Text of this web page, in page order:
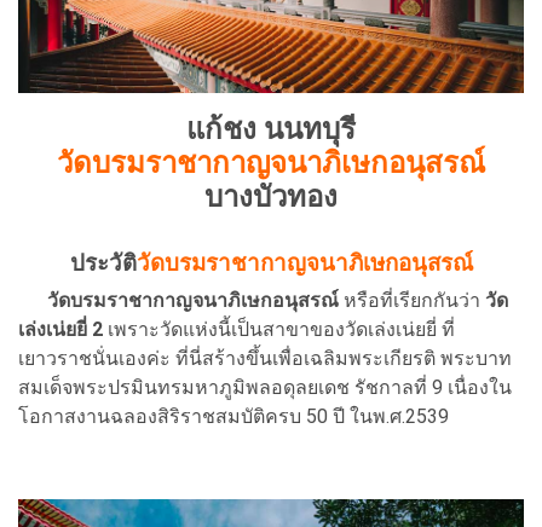
แก้ชง นนทบุรี
วัดบรมราชากาญจนาภิเษกอนุสรณ์
บางบัวทอง
ประวัติวัดบรมราชากาญจนาภิเษกอนุสรณ์
วัดบรมราชากาญจนาภิเษกอนุสรณ์ หรือที่เรียกกันว่า วัด
เล่งเน่ยยี่ 2 เพราะวัดแห่งนี้เป็นสาขาของวัดเล่งเน่ยยี่ ที่
เยาวราชนั่นเองค่ะ ที่นี่สร้างขึ้นเพื่อเฉลิมพระเกียรติ พระบาท
สมเด็จพระปรมินทรมหาภูมิพลอดุลยเดช รัชกาลที่ 9 เนื่องใน
โอกาสงานฉลองสิริราชสมบัติครบ 50 ปี ในพ.ศ.2539